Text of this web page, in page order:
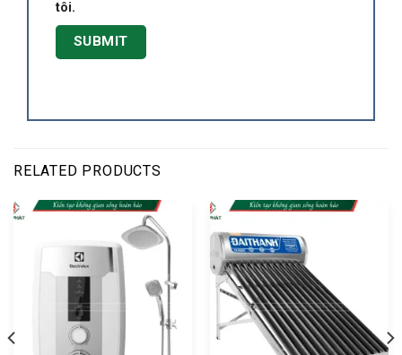
tôi.
RELATED PRODUCTS